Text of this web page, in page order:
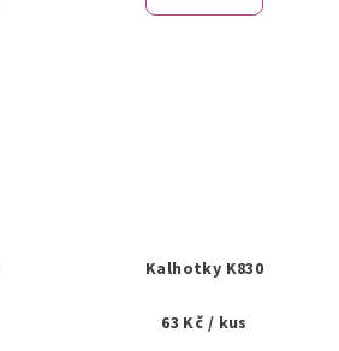
Kalhotky K830
63 Kč / kus